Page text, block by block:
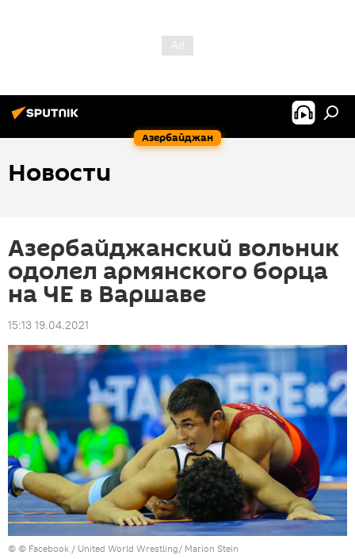
Азербайджан
Новости
Азербайджанский вольник
одолел армянского борца
на ЧЕ в Варшаве
15:13 19.04.2021
© © Facebook / United World Wrestling/ Marion Stein